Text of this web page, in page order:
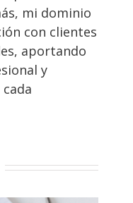
mi dominio
con clientes
aportando
y